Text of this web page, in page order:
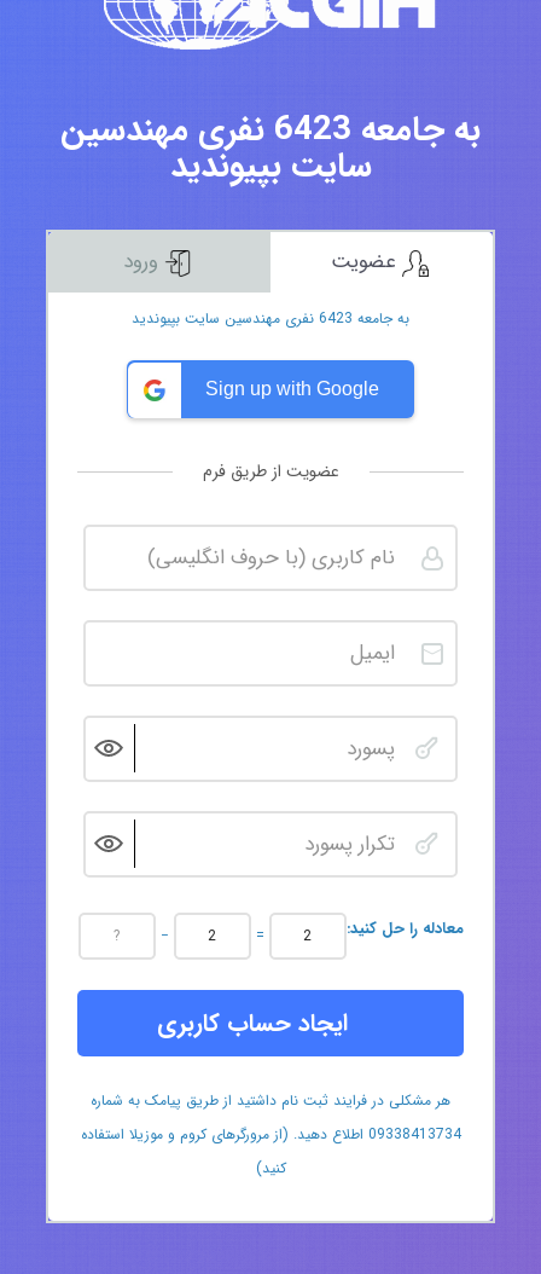
به جامعه 6423 نفری مهندسین
سایت بپیوندید
به جامعه 6423 نفری مهندسین سایت بپیوندید
Sign up with Google
عضویت از طریق فرم
:معادله را حل کنید − =
ایجاد حساب کاربری
هر مشکلی در فرایند ثبت نام داشتید از طریق پیامک به شماره
09338413734 اطلاع دهید. (از مرورگرهای کروم و موزیلا استفاده
کنید)